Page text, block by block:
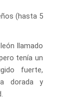
(hasta 5
llamado
tenía un
fuerte,
dorada y